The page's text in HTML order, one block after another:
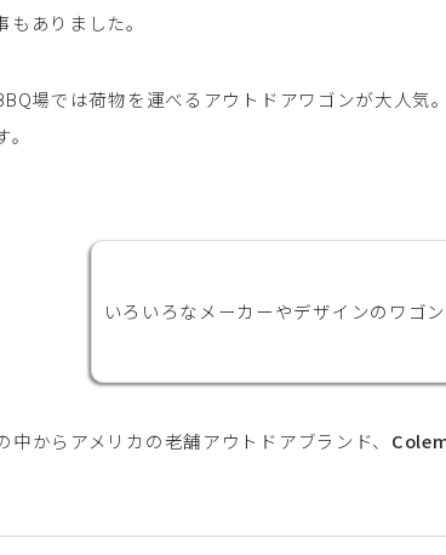
ジンバル
ありました。
場では荷物を運べるアウトドアワゴンが大人気。
いろいろなメーカーやデザインのワゴン
からアメリカの老舗アウトドアブランド、